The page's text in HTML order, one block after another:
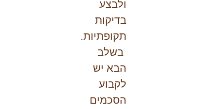
ולבצע
בדיקות
תקופתיות.
בשלב
הבא יש
לקבוע
הסכמים